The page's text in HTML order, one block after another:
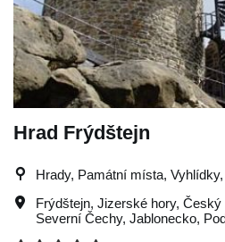
Hrad Frýdštejn
Hrady, Památní místa,
Frýdštejn, Jizerské hory, Český
Severní Čechy, Jablonecko,